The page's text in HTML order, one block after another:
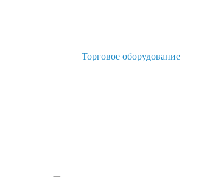
Торговое оборудование